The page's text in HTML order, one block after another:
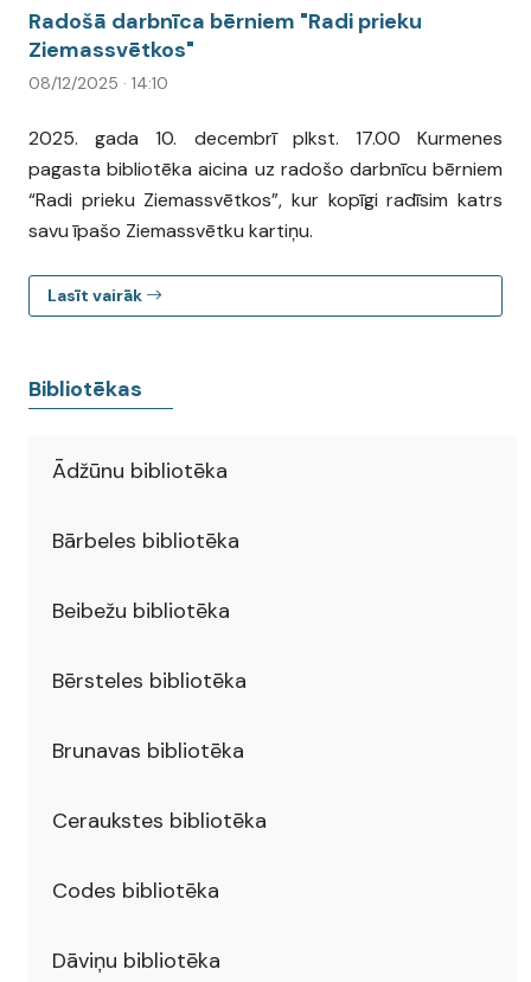
Bibliotēkas
Ādžūnu bibliotēka
Bārbeles bibliotēka
Beibežu bibliotēka
Bērsteles bibliotēka
Brunavas bibliotēka
Ceraukstes bibliotēka
Codes bibliotēka
Dāviņu bibliotēka
Radošā darbnīca bērniem "Radi prieku
Ziemassvētkos"
08/12/2025 · 14:10
2025. gada 10. decembrī plkst. 17.00 Kurmenes
pagasta bibliotēka aicina uz radošo darbnīcu bērniem
“Radi prieku Ziemassvētkos”, kur kopīgi radīsim katrs
savu īpašo Ziemassvētku kartiņu.
Lasīt vairāk